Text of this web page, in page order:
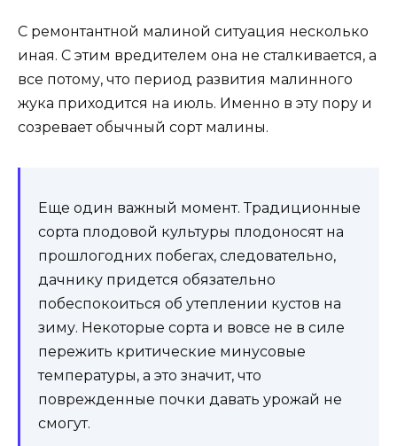
С ремонтантной малиной ситуация несколько
иная. С этим вредителем она не сталкивается, а
все потому, что период развития малинного
жука приходится на июль. Именно в эту пору и
созревает обычный сорт малины.
Еще один важный момент. Традиционные
сорта плодовой культуры плодоносят на
прошлогодних побегах, следовательно,
дачнику придется обязательно
побеспокоиться об утеплении кустов на
зиму. Некоторые сорта и вовсе не в силе
пережить критические минусовые
температуры, а это значит, что
поврежденные почки давать урожай не
смогут.